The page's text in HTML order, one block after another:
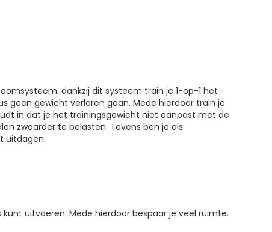
dankzij dit systeem train je 1-op-1 het
geen gewicht verloren gaan. Mede hierdoor train je
in dat je het trainingsgewicht niet aanpast met de
zwaarder te belasten. Tevens ben je als
uitdagen.
uitvoeren. Mede hierdoor bespaar je veel ruimte.